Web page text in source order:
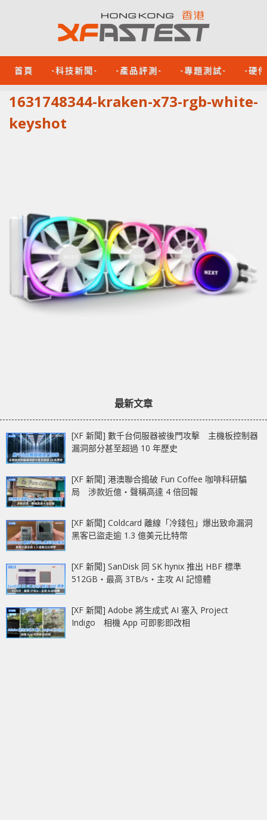
首頁 -科技新聞- -產品評測- -專題測試- -硬
1631748344-kraken-x73-rgb-white-
keyshot
最新文章
[XF 新聞] 數千台伺服器被後門攻擊 主機板控制器
漏洞部分甚至超過 10 年歷史
[XF 新聞] 港澳聯合搗破 Fun Coffee 咖啡科研騙
局 涉款近億‧聲稱高達 4 倍回報
[XF 新聞] Coldcard 離線「冷錢包」爆出致命漏洞
黑客已盜走逾 1.3 億美元比特幣
[XF 新聞] SanDisk 同 SK hynix 推出 HBF 標準
512GB‧最高 3TB/s‧主攻 AI 記憶體
[XF 新聞] Adobe 將生成式 AI 塞入 Project
Indigo 相機 App 可即影即改相